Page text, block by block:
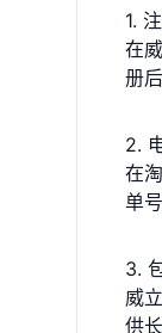
1.
在
册
2.
在
单
3.
威
供